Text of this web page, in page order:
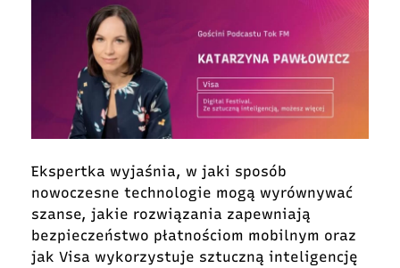
Ekspertka wyjaśnia, w jaki sposób
nowoczesne technologie mogą wyrównywać
szanse, jakie rozwiązania zapewniają
bezpieczeństwo płatnościom mobilnym oraz
jak Visa wykorzystuje sztuczną inteligencję